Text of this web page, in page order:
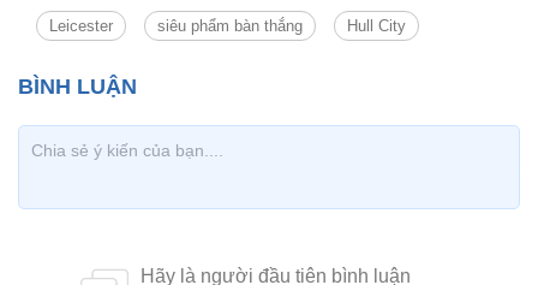
Leicester siêu phẩm bàn thắng Hull City